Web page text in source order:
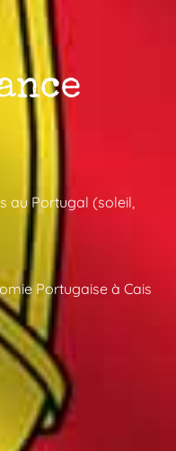
au Portugal (soleil,
Portugaise à Cais